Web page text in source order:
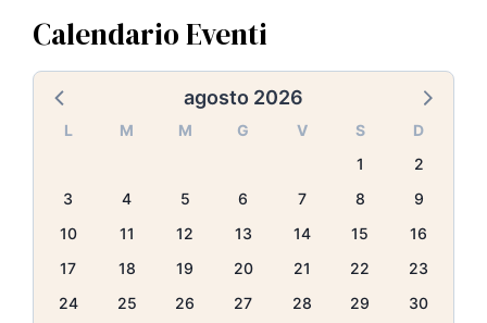
Calendario Eventi
agosto 2026
L M M G V S
D
1
2
3
4 5 6 7 8
9
10
11 12 13 14 15
16
17
18 19 20 21 22
23
24
25 26 27 28 29
30